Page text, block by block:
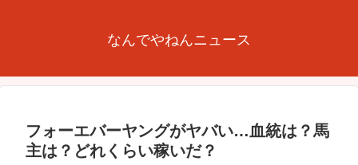
なんでやねんニュース
フォーエバーヤングがヤバい…血統は？馬
主は？どれくらい稼いだ？